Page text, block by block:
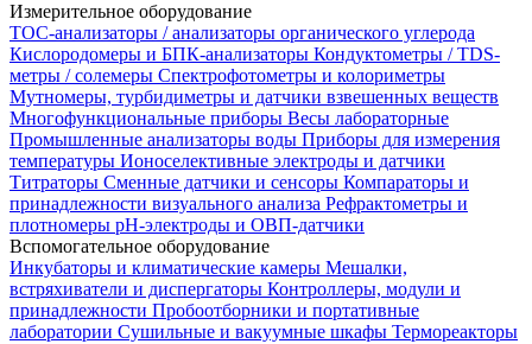
Измерительное оборудование
TOC-анализаторы / анализаторы органического углерода
Кислородомеры и БПК-анализаторы Кондуктометры / TDS-
метры / солемеры Спектрофотометры и колориметры
Мутномеры, турбидиметры и датчики взвешенных веществ
Многофункциональные приборы Весы лабораторные
Промышленные анализаторы воды Приборы для измерения
температуры Ионоселективные электроды и датчики
Титраторы Сменные датчики и сенсоры Компараторы и
принадлежности визуального анализа Рефрактометры и
плотномеры pH-электроды и ОВП-датчики
Вспомогательное оборудование
Инкубаторы и климатические камеры Мешалки,
встряхиватели и диспергаторы Контроллеры, модули и
принадлежности Пробоотборники и портативные
лаборатории Сушильные и вакуумные шкафы Термореакторы